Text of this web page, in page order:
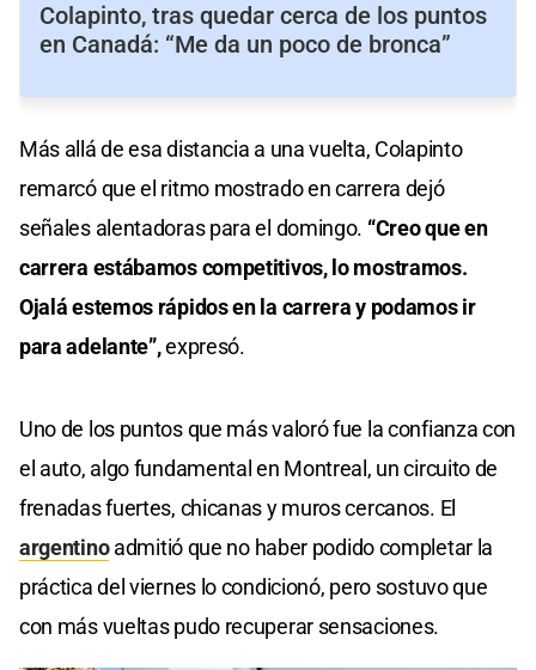
Colapinto, tras quedar cerca de los puntos
en Canadá: “Me da un poco de bronca”
Más allá de esa distancia a una vuelta, Colapinto
remarcó que el ritmo mostrado en carrera dejó
señales alentadoras para el domingo. “Creo que en
carrera estábamos competitivos, lo mostramos.
Ojalá estemos rápidos en la carrera y podamos ir
para adelante”,expresó.
Uno de los puntos que más valoró fue la confianza con
el auto, algo fundamental en Montreal, un circuito de
frenadas fuertes, chicanas y muros cercanos. El
argentinoadmitió que no haber podido completar la
práctica del viernes lo condicionó, pero sostuvo que
con más vueltas pudo recuperar sensaciones.